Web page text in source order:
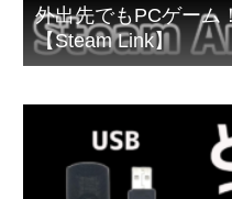
外出先でもPCゲーム
【Steam Link】